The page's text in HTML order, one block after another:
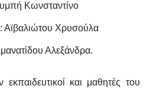
Κωνσταντίνο
Αϊβαλιώτου Χρυσούλα
Αλεξάνδρα.
και μαθητές του